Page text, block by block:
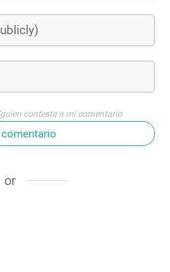
conteste a mi comentario
or